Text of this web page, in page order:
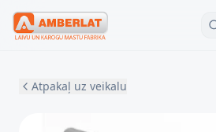
Atpakaļ uz veikalu